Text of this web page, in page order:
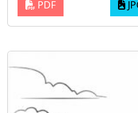
PDF